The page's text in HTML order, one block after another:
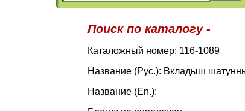
Поиск по каталогу -
Каталожный номер: 116-1089
Название (Рус.): Вкладыш
Название (En.):